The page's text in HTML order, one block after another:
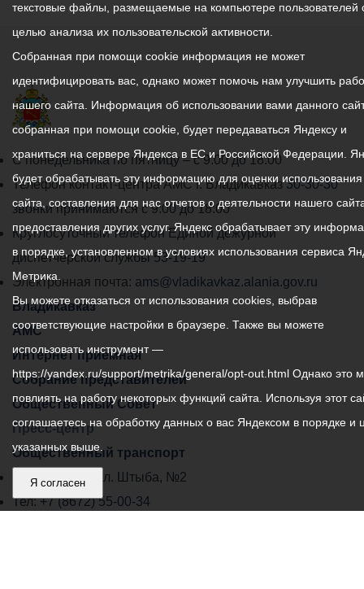
Севастополе. Его именем
названы школы. Также
имя подводника
присвоено
рыболовецкому
График
работы
администрации
местного
самоуправления
города
Владикавказ:
С понедельника по пятницу – с 9.00 до 18.00
Телефон контакт-центра АМС г. Владикавказ30-30-30
звонки принимаются с 9:00 до 18:00
Круглосуточный телефон Единой дежурной
диспетчерской службы53-19-19
Электронная почта: ams@vladikavkaz.alania.gov.ru
Владикавказ
АМС
Интернет приемная
Собрание представителей
Общественный Совет
Пресс-центр
Общественный транспорт
Владикавказ, пл. Штыба, №2
Тел:+7 (8672) 55-00-34
текстовые файлы, размещаемые на компьютере пользователей
целью анализа их пользовательской активности.
Собранная при помощи cookie информация не может
идентифицировать вас, однако может помочь нам улучшить
нашего сайта. Информация об использовании вами данного
собранная при помощи cookie, будет передаваться Яндексу и
храниться на сервере Яндекса в ЕС и Российской Федерации.
будет обрабатывать эту информацию для оценки
сайта, составления для нас отчетов о деятельности нашего
предоставления других услуг. Яндекс обрабатывает эту
в порядке, установленном в условиях использования сервиса
Метрика.
Вы можете отказаться от использования cookies, выбрав
соответствующие настройки в браузере. Также вы можете
использовать инструмент —
https://yandex.ru/support/metrika/general/opt-out.html Однако это
повлиять на работу некоторых функций сайта. Используя этот
соглашаетесь на обработку данных о вас Яндексом в порядке и
указанных выше.
Я согласен